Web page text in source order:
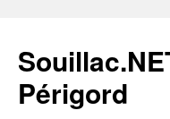
Périgord